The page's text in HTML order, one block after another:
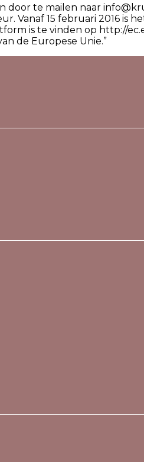
te mailen naar
Vanaf 15 februari 2016 is
is te vinden op http://
de Europese Unie.”